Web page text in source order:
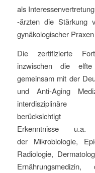
als
-ärzten die Stärkung
gynäkologischer
Die zertifizierte
inzwischen die
gemeinsam mit der
und Anti-Aging
berücksichtigt
Erkenntnisse
der Mikrobiologie,
Radiologie,